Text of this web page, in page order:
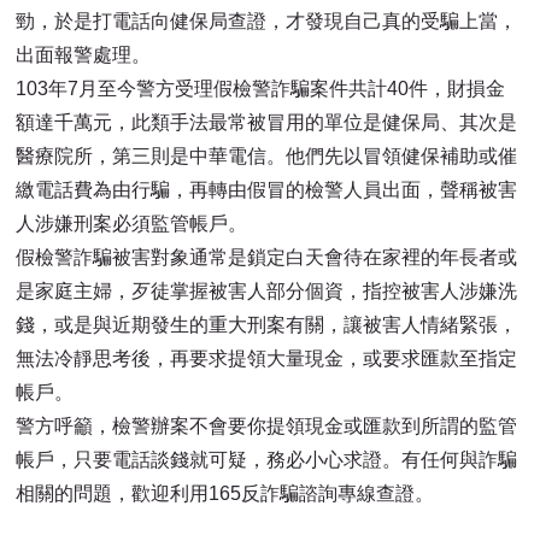
勁，於是打電話向健保局查證，才發現自己真的受騙上當，
出面報警處理。
103年7月至今警方受理假檢警詐騙案件共計40件，財損金
額達千萬元，此類手法最常被冒用的單位是健保局、其次是
醫療院所，第三則是中華電信。他們先以冒領健保補助或催
繳電話費為由行騙，再轉由假冒的檢警人員出面，聲稱被害
人涉嫌刑案必須監管帳戶。
假檢警詐騙被害對象通常是鎖定白天會待在家裡的年長者或
是家庭主婦，歹徒掌握被害人部分個資，指控被害人涉嫌洗
錢，或是與近期發生的重大刑案有關，讓被害人情緒緊張，
無法冷靜思考後，再要求提領大量現金，或要求匯款至指定
帳戶。
警方呼籲，檢警辦案不會要你提領現金或匯款到所謂的監管
帳戶，只要電話談錢就可疑，務必小心求證。有任何與詐騙
相關的問題，歡迎利用165反詐騙諮詢專線查證。